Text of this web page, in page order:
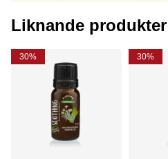
Liknande produkter
30% 30%